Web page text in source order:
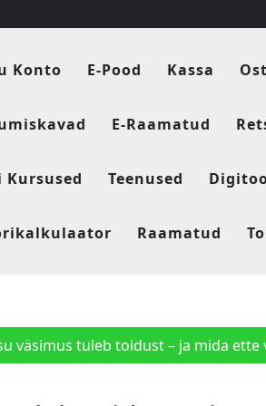
Konto E-Pood Kassa
E-Raamatud
Kursused Teenused
Raamatud
väsimus tuleb toidust – ja mida ette